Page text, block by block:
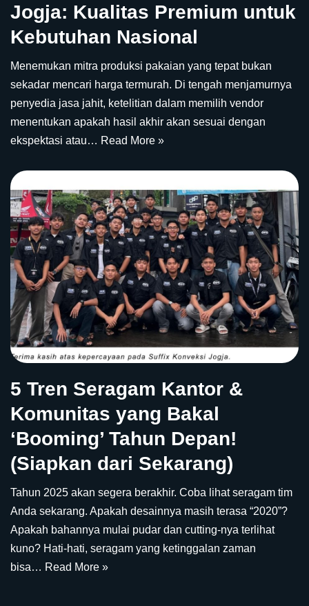
Jogja: Kualitas Premium untuk
Kebutuhan Nasional
Menemukan mitra produksi pakaian yang tepat bukan
sekadar mencari harga termurah. Di tengah menjamurnya
penyedia jasa jahit, ketelitian dalam memilih vendor
menentukan apakah hasil akhir akan sesuai dengan
ekspektasi atau… Read More »
5 Tren Seragam Kantor &
Komunitas yang Bakal
‘Booming’ Tahun Depan!
(Siapkan dari Sekarang)
Tahun 2025 akan segera berakhir. Coba lihat seragam tim
Anda sekarang. Apakah desainnya masih terasa “2020”?
Apakah bahannya mulai pudar dan cutting-nya terlihat
kuno? Hati-hati, seragam yang ketinggalan zaman
bisa… Read More »